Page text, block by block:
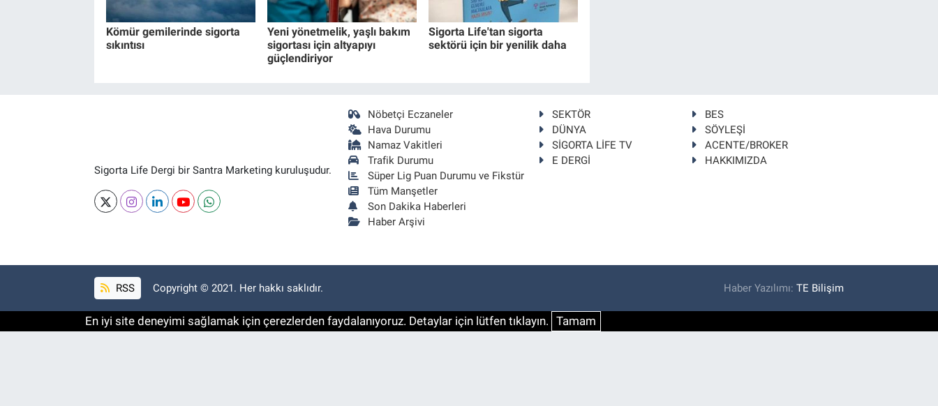
Kömür gemilerinde sigorta
sıkıntısı
Yeni yönetmelik, yaşlı bakım
sigortası için altyapıyı
güçlendiriyor
Sigorta Life'tan sigorta
sektörü için bir yenilik daha
Sigorta Life Dergi bir Santra Marketing kuruluşudur.
Nöbetçi Eczaneler
Hava Durumu
Namaz Vakitleri
Trafik Durumu
Süper Lig Puan Durumu ve Fikstür
Tüm Manşetler
Son Dakika Haberleri
Haber Arşivi
SEKTÖR
BES
DÜNYA
SÖYLEŞİ
SİGORTA LİFE TV
ACENTE/BROKER
E DERGİ
HAKKIMIZDA
RSS Copyright © 2021. Her hakkı saklıdır. Haber Yazılımı:TE Bilişim
En iyi site deneyimi sağlamak için çerezlerden faydalanıyoruz. Detaylar için lütfen tıklayın. Tamam